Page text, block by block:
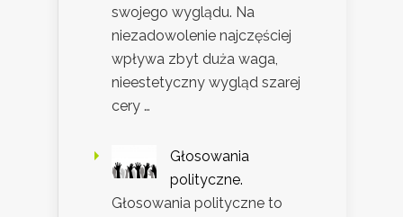
swojego wyglądu. Na
niezadowolenie najczęściej
wpływa zbyt duża waga,
nieestetyczny wygląd szarej
cery …
Głosowania
polityczne.
Głosowania polityczne to